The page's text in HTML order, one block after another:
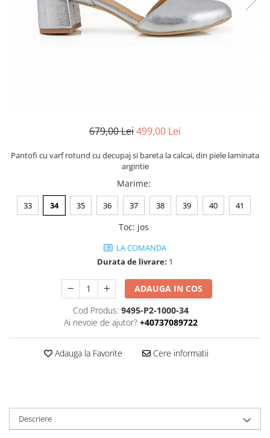
679,00 Lei499,00 Lei
Pantofi cu varf rotund cu decupaj si bareta la calcai, din piele laminata
argintie
Marime:
33 34 35 36 37 38 39 40 41
Toc: jos
LA COMANDA
Durata de livrare: 1
ADAUGA IN COS
Cod Produs: 9495-P2-1000-34
Ai nevoie de ajutor? +40737089722
Adauga la Favorite Cere informatii
Descriere